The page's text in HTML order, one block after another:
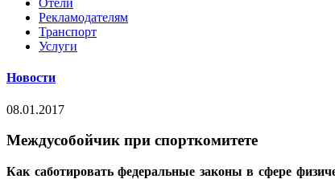
Отели
Рекламодателям
Транспорт
Услуги
Новости
08.01.2017
Междусобойчик при спорткомитете
Как саботировать федеральные законы в сфере